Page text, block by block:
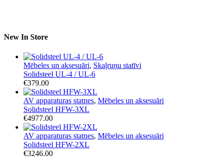
New In Store
Mēbeles un aksesuāri, Skaļruņu statīvi
Solidsteel UL-4 / UL-6
€379.00
AV apparaturas statnes, Mēbeles un aksesuāri
Solidsteel HFW-3XL
€4977.00
AV apparaturas statnes, Mēbeles un aksesuāri
Solidsteel HFW-2XL
€3246.00